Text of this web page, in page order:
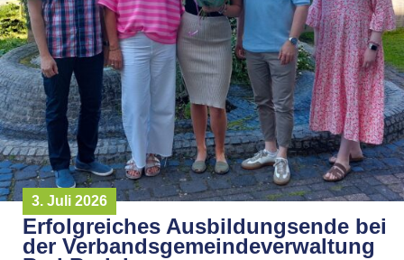
3. Juli 2026
Erfolgreiches Ausbildungsende bei
der Verbandsgemeindeverwaltung